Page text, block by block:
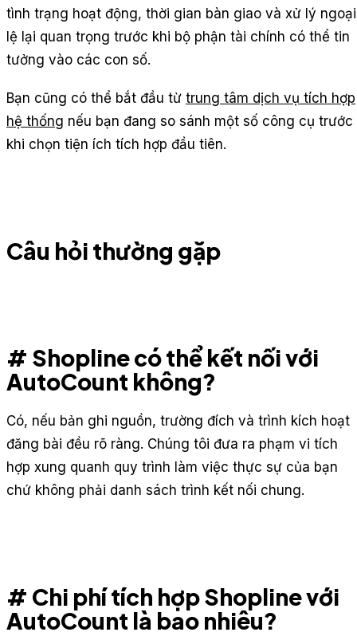
tình trạng hoạt động, thời gian bàn giao và xử lý ngoại
lệ lại quan trọng trước khi bộ phận tài chính có thể tin
tưởng vào các con số.
Bạn cũng có thể bắt đầu từ trung tâm dịch vụ tích hợp
hệ thống nếu bạn đang so sánh một số công cụ trước
khi chọn tiện ích tích hợp đầu tiên.
Câu hỏi thường gặp
# Shopline có thể kết nối với
AutoCount không?
Có, nếu bản ghi nguồn, trường đích và trình kích hoạt
đăng bài đều rõ ràng. Chúng tôi đưa ra phạm vi tích
hợp xung quanh quy trình làm việc thực sự của bạn
chứ không phải danh sách trình kết nối chung.
# Chi phí tích hợp Shopline với
AutoCount là bao nhiêu?